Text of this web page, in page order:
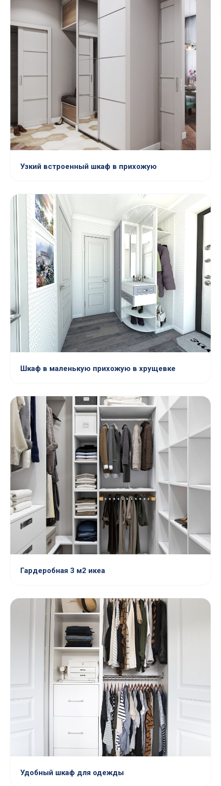
Узкий встроенный шкаф в прихожую
Шкаф в маленькую прихожую в хрущевке
Гардеробная 3 м2 икеа
Удобный шкаф для одежды